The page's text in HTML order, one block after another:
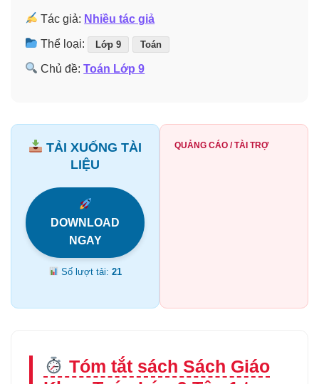
Tác giả: Nhiều tác giả
Thể loại: Lớp 9 Toán
Chủ đề:Toán Lớp 9
TẢI XUỐNG TÀI
LIỆU
DOWNLOAD
NGAY
Số lượt tải:21
QUẢNG CÁO / TÀI TRỢ
Tóm tắt sách Sách Giáo